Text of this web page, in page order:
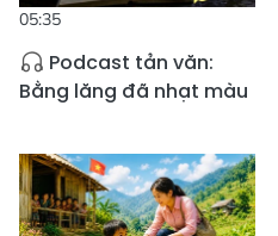
05:35
Podcast tản văn:
Bằng lăng đã nhạt màu